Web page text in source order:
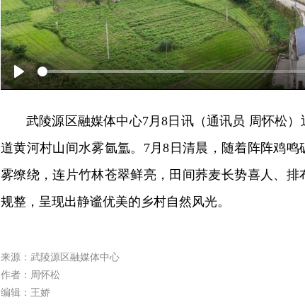
Play
武陵源区融媒体中心7月8日讯（通讯员 周怀松
道黄河村山间水雾氤氲。7月8日清晨，随着阵阵鸡
雾缭绕，连片竹林苍翠鲜亮，田间荞麦长势喜人、
规整，呈现出静谧优美的乡村自然风光。
来源：武陵源区融媒体中心
作者：周怀松
编辑：王娇